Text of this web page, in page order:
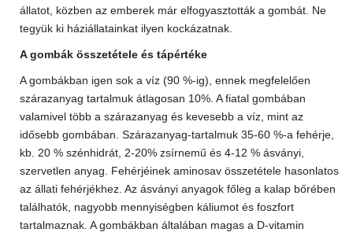
állatot, közben az emberek már elfogyasztották a gombát. Ne
tegyük ki háziállatainkat ilyen kockázatnak.
A gombák összetétele és tápértéke
A gombákban igen sok a víz (90 %-ig), ennek megfelelően
szárazanyag tartalmuk átlagosan 10%. A fiatal gombában
valamivel több a szárazanyag és kevesebb a víz, mint az
idősebb gombában. Szárazanyag-tartalmuk 35-60 %-a fehérje,
kb. 20 % szénhidrát, 2-20% zsírnemű és 4-12 % ásványi,
szervetlen anyag. Fehérjéinek aminosav összetétele hasonlatos
az állati fehérjékhez. Az ásványi anyagok főleg a kalap bőrében
találhatók, nagyobb mennyiségben káliumot és foszfort
tartalmaznak. A gombákban általában magas a D-vitamin